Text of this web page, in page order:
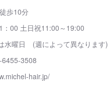
歩10分
：00 土日祝11:00～19:00
水曜日 (週によって異なります)
6455-3508
hair.jp/